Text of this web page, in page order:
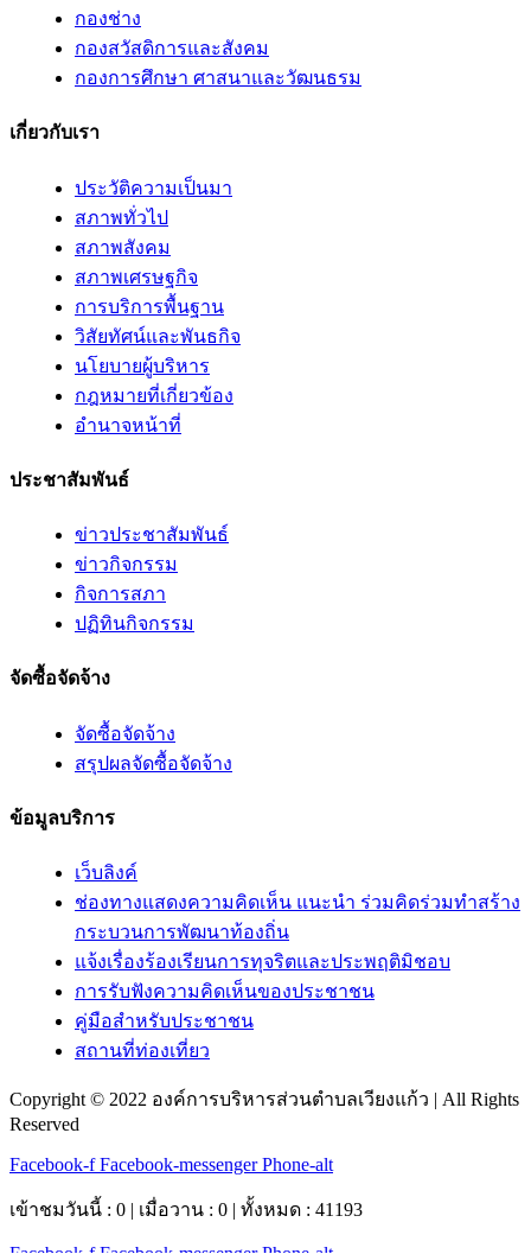
กองช่าง
กองสวัสดิการและสังคม
กองการศึกษา ศาสนาและวัฒนธรม
เกี่ยวกับเรา
ประวัติความเป็นมา
สภาพทั่วไป
สภาพสังคม
สภาพเศรษฐกิจ
การบริการพื้นฐาน
วิสัยทัศน์และพันธกิจ
นโยบายผู้บริหาร
กฎหมายที่เกี่ยวข้อง
อํานาจหน้าที่
ประชาสัมพันธ์
ข่าวประชาสัมพันธ์
ข่าวกิจกรรม
กิจการสภา
ปฏิทินกิจกรรม
จัดซื้อจัดจ้าง
จัดซื้อจัดจ้าง
สรุปผลจัดซื้อจัดจ้าง
ข้อมูลบริการ
เว็บลิงค์
ช่องทางแสดงความคิดเห็น แนะนำ ร่วมคิดร่วมทำสร้าง
กระบวนการพัฒนาท้องถิ่น
แจ้งเรื่องร้องเรียนการทุจริตและประพฤติมิชอบ
การรับฟังความคิดเห็นของประชาชน
คู่มือสำหรับประชาชน
สถานที่ท่องเที่ยว
Copyright © 2022 องค์การบริหารส่วนตำบลเวียงแก้ว | All Rights
Reserved
Facebook-f Facebook-messenger Phone-alt
เข้าชมวันนี้ : 0 | เมื่อวาน : 0 | ทั้งหมด : 41193